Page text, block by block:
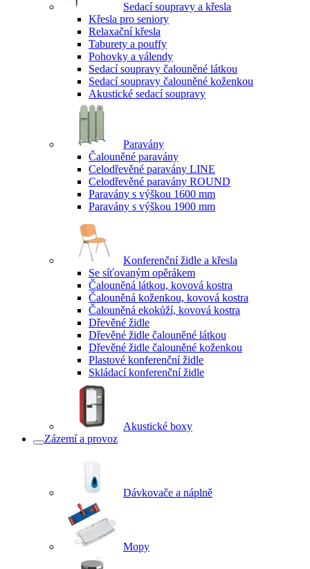
Sedací soupravy a křesla
Křesla pro seniory
Relaxační křesla
Taburety a pouffy
Pohovky a válendy
Sedací soupravy čalouněné látkou
Sedací soupravy čalouněné koženkou
Akustické sedací soupravy
Paravány
Čalouněné paravány
Celodřevěné paravány LINE
Celodřevěné paravány ROUND
Paravány s výškou 1600 mm
Paravány s výškou 1900 mm
Konferenční židle a křesla
Se síťovaným opěrákem
Čalouněná látkou, kovová kostra
Čalouněná koženkou, kovová kostra
Čalouněná ekokůží, kovová kostra
Dřevěné židle
Dřevěné židle čalouněné látkou
Dřevěné židle čalouněné koženkou
Plastové konferenční židle
Skládací konferenční židle
Akustické boxy
Zázemí a provoz
Dávkovače a náplně
Mopy